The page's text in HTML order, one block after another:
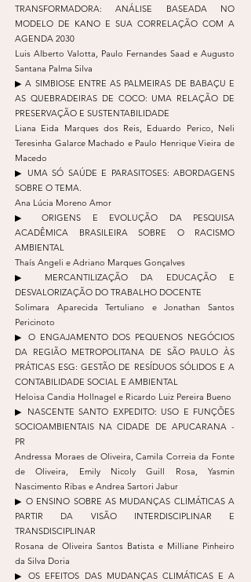
TRANSFORMADORA: ANÁLISE BASEADA NO
MODELO DE KANO E SUA CORRELAÇÃO COM A
AGENDA 2030
Luis Alberto Valotta, Paulo Fernandes Saad e Augusto
Santana Palma Silva
▶︎ A SIMBIOSE ENTRE AS PALMEIRAS DE BABAÇU E
AS QUEBRADEIRAS DE COCO: UMA RELAÇÃO DE
PRESERVAÇÃO E SUSTENTABILIDADE
Liana Eida Marques dos Reis, Eduardo Perico, Neli
Teresinha Galarce Machado e Paulo Henrique Vieira de
Macedo
▶︎ UMA SÓ SAÚDE E PARASITOSES: ABORDAGENS
SOBRE O TEMA.
Ana Lúcia Moreno Amor
▶︎ ORIGENS E EVOLUÇÃO DA PESQUISA
ACADÊMICA BRASILEIRA SOBRE O RACISMO
AMBIENTAL
Thaís Angeli e Adriano Marques Gonçalves
▶︎ MERCANTILIZAÇÃO DA EDUCAÇÃO E
DESVALORIZAÇÃO DO TRABALHO DOCENTE
Solimara Aparecida Tertuliano e Jonathan Santos
Pericinoto
▶︎ O ENGAJAMENTO DOS PEQUENOS NEGÓCIOS
DA REGIÃO METROPOLITANA DE SÃO PAULO ÀS
PRÁTICAS ESG: GESTÃO DE RESÍDUOS SÓLIDOS E A
CONTABILIDADE SOCIAL E AMBIENTAL
Heloisa Candia Hollnagel e Ricardo Luiz Pereira Bueno
▶︎ NASCENTE SANTO EXPEDITO: USO E FUNÇÕES
SOCIOAMBIENTAIS NA CIDADE DE APUCARANA -
PR
Andressa Moraes de Oliveira, Camila Correia da Fonte
de Oliveira, Emily Nicoly Guill Rosa, Yasmin
Nascimento Ribas e Andrea Sartori Jabur
▶︎ O ENSINO SOBRE AS MUDANÇAS CLIMÁTICAS A
PARTIR DA VISÃO INTERDISCIPLINAR E
TRANSDISCIPLINAR
Rosana de Oliveira Santos Batista e Milliane Pinheiro
da Silva Doria
▶︎ OS EFEITOS DAS MUDANÇAS CLIMÁTICAS E A